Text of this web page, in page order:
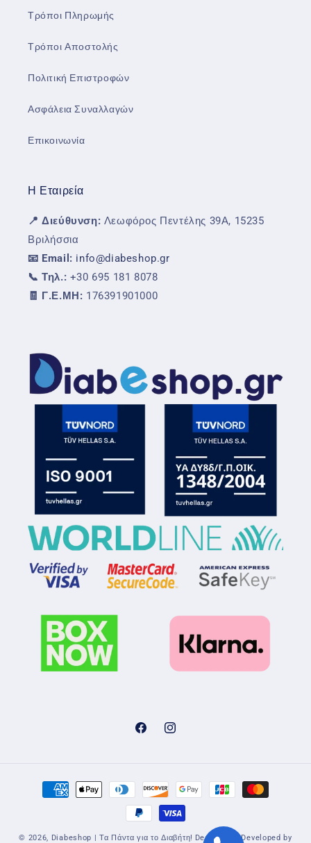
Τρόποι Πληρωμής
Τρόποι Αποστολής
Πολιτική Επιστροφών
Ασφάλεια Συναλλαγών
Επικοινωνία
Η Εταιρεία
📍 Διεύθυνση: Λεωφόρος Πεντέλης 39Α, 15235
Βριλήσσια
📧 Email: info@diabeshop.gr
📞 Τηλ.: +30 695 181 8078
🧾 Γ.Ε.ΜΗ: 176391901000
FacebookInstagram
Μέθοδοι
πληρωμής
© 2026, Diabeshop | Τα Πάντα για το Διαβήτη! Designed & Developed by